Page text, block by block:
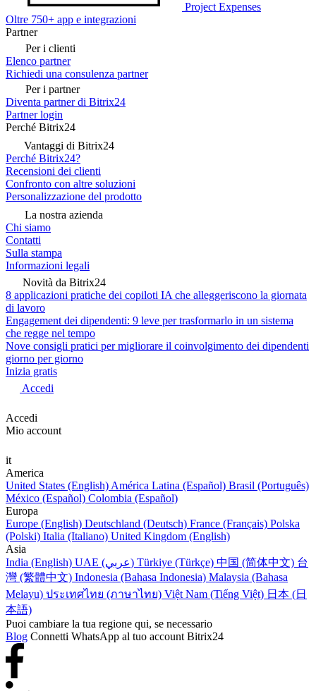
Project Expenses
Oltre 750+ app e integrazioni
Partner
Per i clienti
Elenco partner
Richiedi una consulenza partner
Per i partner
Diventa partner di Bitrix24
Partner login
Perché Bitrix24
Vantaggi di Bitrix24
Perché Bitrix24?
Recensioni dei clienti
Confronto con altre soluzioni
Personalizzazione del prodotto
La nostra azienda
Chi siamo
Contatti
Sulla stampa
Informazioni legali
Novità da Bitrix24
8 applicazioni pratiche dei copiloti IA che alleggeriscono la giornata
di lavoro
Engagement dei dipendenti: 9 leve per trasformarlo in un sistema
che regge nel tempo
Nove consigli pratici per migliorare il coinvolgimento dei dipendenti
giorno per giorno
Inizia gratis
Accedi
Accedi
Mio account
it
America
United States (English) América Latina (Español) Brasil (Português)
México (Español) Colombia (Español)
Europa
Europe (English) Deutschland (Deutsch) France (Français) Polska
(Polski) Italia (Italiano) United Kingdom (English)
Asia
India (English)
UAE (عربي) Türkiye (Türkçe) 中国 (简体中文) 台
灣 (繁體中文) Indonesia (Bahasa Indonesia) Malaysia (Bahasa
Melayu) ประเทศไทย (ภาษาไทย) Việt Nam (Tiếng Việt) 日本 (日
本語)
Puoi cambiare la tua regione qui, se necessario
Blog Connetti WhatsApp al tuo account Bitrix24